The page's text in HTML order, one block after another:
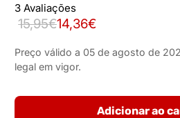
3 Avaliações
14,36€
15,95€
Preço válido a 05 de agosto de
legal em vigor.
Adicionar ao